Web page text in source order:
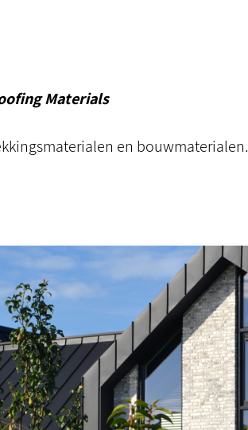
Materials
en bouwmaterialen.